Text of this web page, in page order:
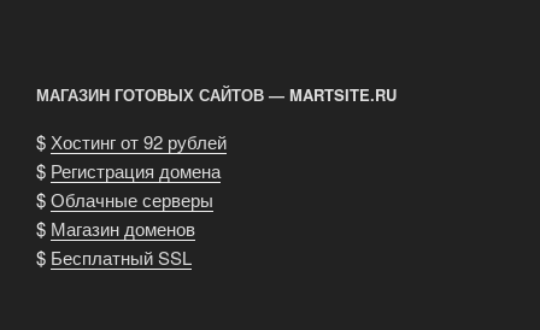
МАГАЗИН ГОТОВЫХ САЙТОВ — MARTSITE.RU
$ Хостинг от 92 рублей
$ Регистрация домена
$Облачные серверы
$ Магазин доменов
$ Бесплатный SSL